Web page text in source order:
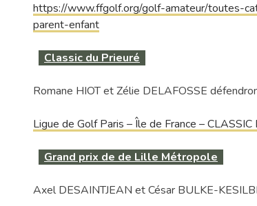
https://www.ffgolf.org/golf-amateur/toutes-
parent-enfant
Classic du Prieuré
Romane HIOT et Zélie DELAFOSSE
Ligue de Golf Paris – Île de France –
Grand prix de de Lille Métropole
Axel DESAINTJEAN et César BULKE-